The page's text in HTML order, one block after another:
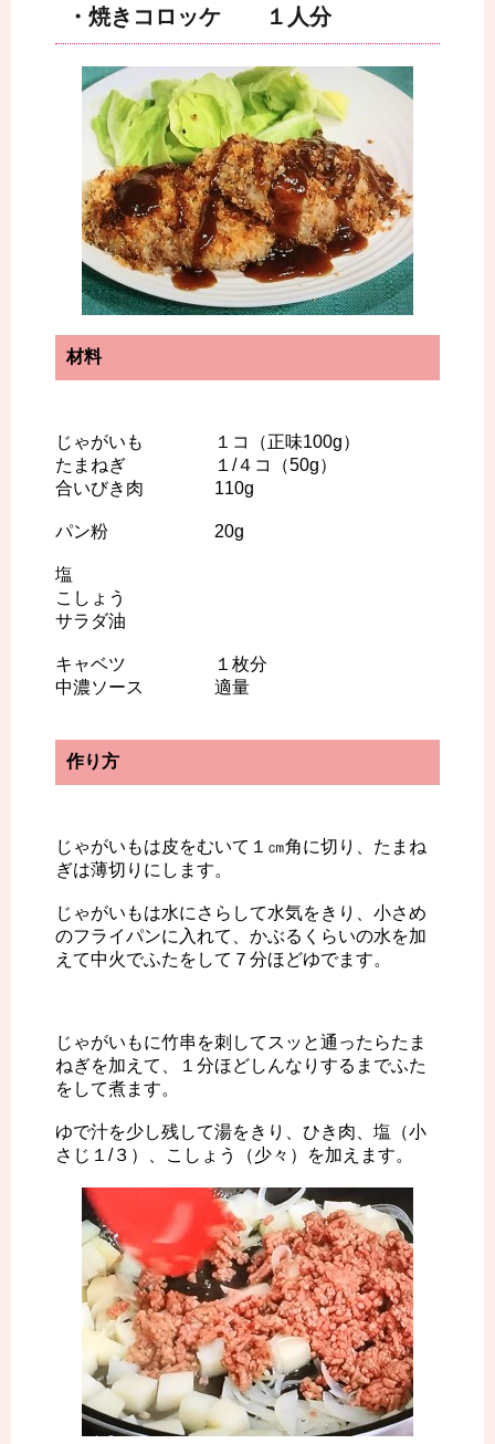
・焼きコロッケ １人分
材料
じゃがいも １コ（正味100g）
たまねぎ １/４コ（50g）
合いびき肉 110g
パン粉 20g
塩
こしょう
サラダ油
キャベツ １枚分
中濃ソース 適量
作り方
じゃがいもは皮をむいて１㎝角に切り、たまね
ぎは薄切りにします。
じゃがいもは水にさらして水気をきり、小さめ
のフライパンに入れて、かぶるくらいの水を加
えて中火でふたをして７分ほどゆでます。
じゃがいもに竹串を刺してスッと通ったらたま
ねぎを加えて、１分ほどしんなりするまでふた
をして煮ます。
ゆで汁を少し残して湯をきり、ひき肉、塩（小
さじ１/３）、こしょう（少々）を加えます。